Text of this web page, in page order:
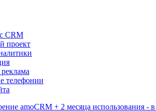
CRM
проект
телефонии